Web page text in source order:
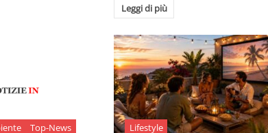
Leggi di più
Top-News Lifestyle